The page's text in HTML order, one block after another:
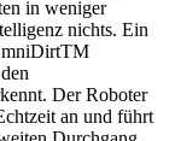
in weniger
nichts. Ein
Der Roboter
an und führt